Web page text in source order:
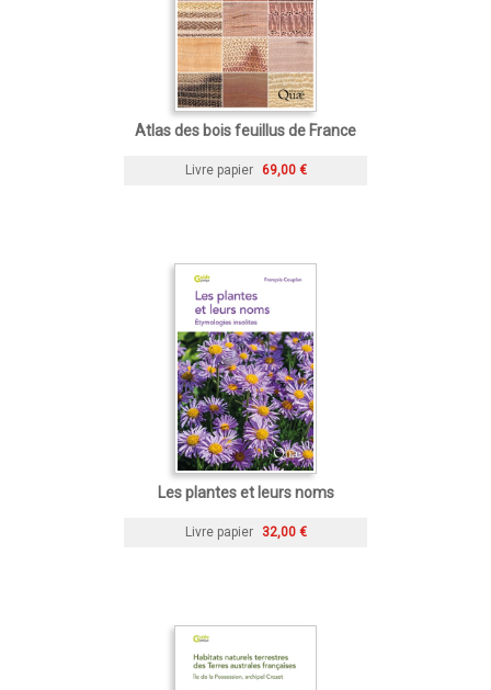
Atlas des bois feuillus de France
Livre papier 69,00 €
Les plantes et leurs noms
Livre papier 32,00 €